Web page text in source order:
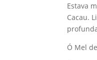
Estava
Cacau.
Ó Mel